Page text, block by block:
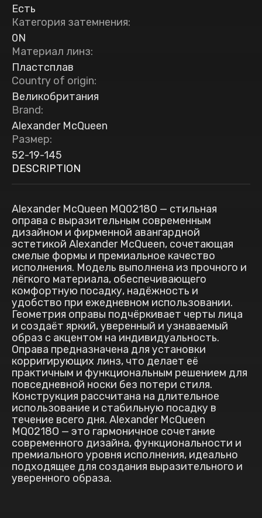
Есть
Категория затемнения:
0N
Материал линз:
Пластсплав
Country of origin:
Великобритания
Brand:
Alexander McQueen
Размер:
52-19-145
DESCRIPTION
Alexander McQueen MQ0218O — стильная
оправа с выразительным современным
дизайном и фирменной авангардной
эстетикой Alexander McQueen, сочетающая
смелые формы и премиальное качество
исполнения. Модель выполнена из прочного и
лёгкого материала, обеспечивающего
комфортную посадку, надёжность и
удобство при ежедневном использовании.
Геометрия оправы подчёркивает черты лица
и создаёт яркий, уверенный и узнаваемый
образ с акцентом на индивидуальность.
Оправа предназначена для установки
корригирующих линз, что делает её
практичным и функциональным решением для
повседневной носки без потери стиля.
Конструкция рассчитана на длительное
использование и стабильную посадку в
течение всего дня. Alexander McQueen
MQ0218O — это гармоничное сочетание
современного дизайна, функциональности и
премиального уровня исполнения, идеально
подходящее для создания выразительного и
уверенного образа.